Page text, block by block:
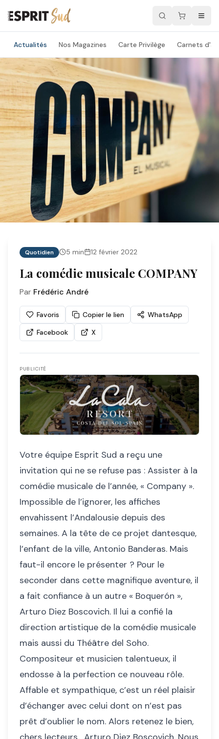
Actualités Nos Magazines Carte Privilège Carnets
Quotidien 5 min 12 février 2022
La comédie musicale COMPANY
Par Frédéric André
Favoris Copier le lien
WhatsApp
Facebook
X
PUBLICITÉ
Votre équipe Esprit Sud a reçu une
invitation qui ne se refuse pas : Assister à la
comédie musicale de l’année, « Company ».
Impossible de l’ignorer, les affiches
envahissent l’Andalousie depuis des
semaines. A la tête de ce projet dantesque,
l’enfant de la ville, Antonio Banderas. Mais
faut-il encore le présenter ? Pour le
seconder dans cette magnifique aventure, il
a fait confiance à un autre « Boquerón »,
Arturo Diez Boscovich. Il lui a confié la
direction artistique de la comédie musicale
mais aussi du Théâtre del Soho.
Compositeur et musicien talentueux, il
endosse à la perfection ce nouveau rôle.
Affable et sympathique, c’est un réel plaisir
d’échanger avec celui dont on n’est pas
prêt d’oublier le nom. Alors retenez le bien,